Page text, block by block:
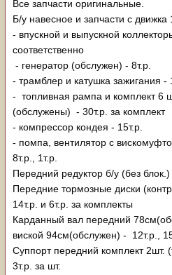
Все запчасти оригинальные.
Б/у навесное и запчасти с движка
- впускной и выпускной
соответственно
- генератор (обслужен) - 8т.р.
- трамблер и катушка зажигания -
- топливная рампа и комплект 6
(обслужены) - 30т.р. за комплект
- компрессор кондея - 15т.р.
- помпа, вентилятор с
8т.р., 1т.р.
Передний редуктор б/у (без блок.)
Передние тормозные диски
14т.р. и 6т.р. за комплекты
Карданный вал передний
виской 94см(обслужен) - 12т.р.,
Суппорт передний комплект 2шт.
3т.р. за шт.